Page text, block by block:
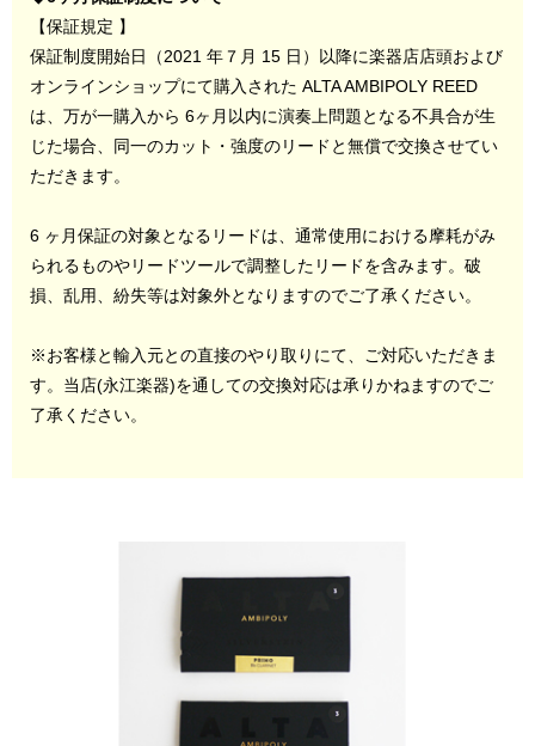
【保証規定 】
保証制度開始日（2021 年７月 15 日）以降に楽器店店頭および
オンラインショップにて購入された ALTA AMBIPOLY REED
は、万が一購入から 6ヶ月以内に演奏上問題となる不具合が生
じた場合、同一のカット・強度のリードと無償で交換させてい
ただきます。
6 ヶ月保証の対象となるリードは、通常使用における摩耗がみ
られるものやリードツールで調整したリードを含みます。破
損、乱用、紛失等は対象外となりますのでご了承ください。
※お客様と輸入元との直接のやり取りにて、ご対応いただきま
す。当店(永江楽器)を通しての交換対応は承りかねますのでご
了承ください。